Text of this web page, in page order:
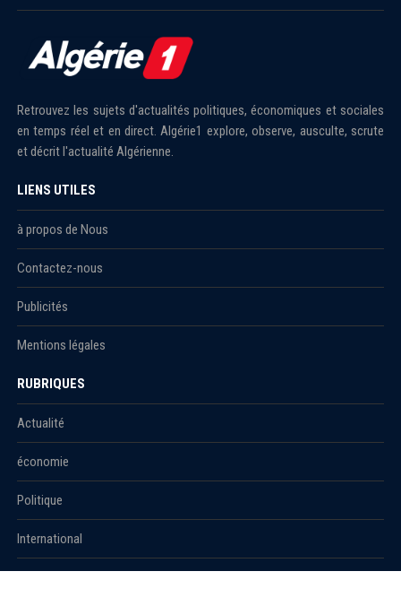
Retrouvez les sujets d'actualités politiques, économiques et sociales
en temps réel et en direct. Algérie1 explore, observe, ausculte, scrute
et décrit l'actualité Algérienne.
LIENS UTILES
à propos de Nous
Contactez-nous
Publicités
Mentions légales
RUBRIQUES
Actualité
économie
Politique
International